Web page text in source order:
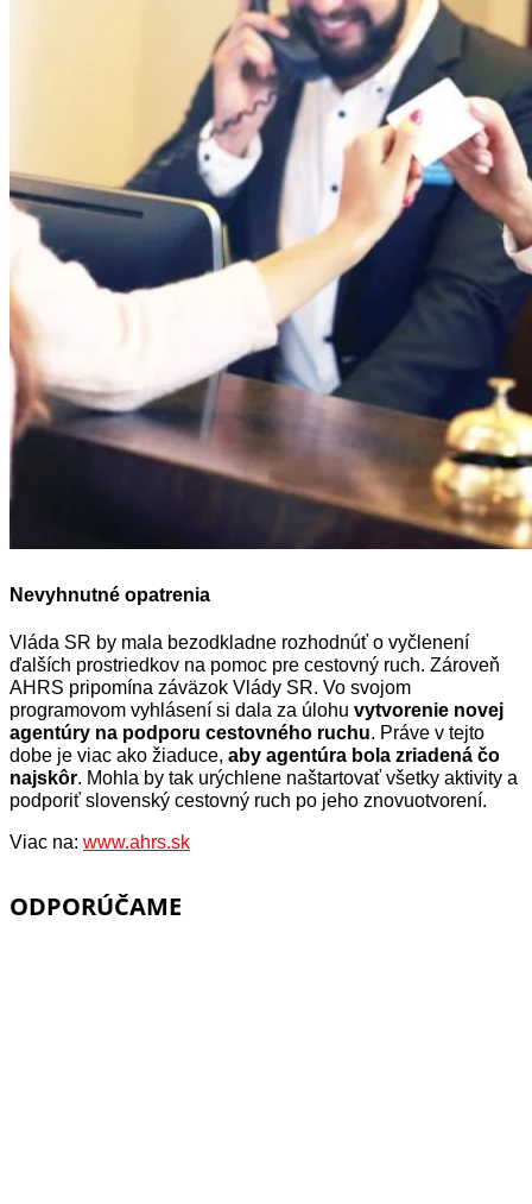
Výlet
Turistika
Cyklistika
Hrady
Podujatia
Výstava
Galéria
Folklór
Ubytovanie
Pobyty
Wellness
Gastro
Kultúra a tradície
Šport a agroturistika
Školstvo
Ekonomika obchod a doprava
Nevyhnutné opatrenia
Vláda SR by mala bezodkladne rozhodnúť o vyčlenení
ďalších prostriedkov na pomoc pre cestovný ruch. Zároveň
AHRS pripomína záväzok Vlády SR. Vo svojom
programovom vyhlásení si dala za úlohu vytvorenie novej
agentúry na podporu cestovného ruchu. Práve v tejto
dobe je viac ako žiaduce, aby agentúra bola zriadená čo
najskôr. Mohla by tak urýchlene naštartovať všetky aktivity a
podporiť slovenský cestovný ruch po jeho znovuotvorení.
Viac na: www.ahrs.sk
ODPORÚČAME